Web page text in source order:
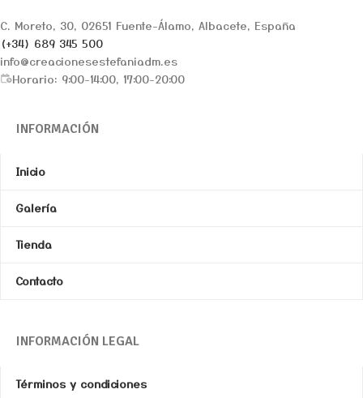
C. Moreto, 30, 02651 Fuente-Álamo, Albacete, España
(+34) 689 345 500
info@creacionesestefaniadm.es
Horario: 9:00-14:00, 17:00-20:00
INFORMACIÓN
Inicio
Galería
Tienda
Contacto
INFORMACIÓN LEGAL
Términos y condiciones